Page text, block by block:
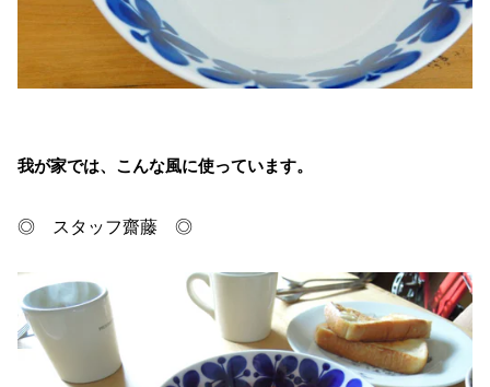
我が家では、こんな風に使っています。
◎ スタッフ齋藤 ◎